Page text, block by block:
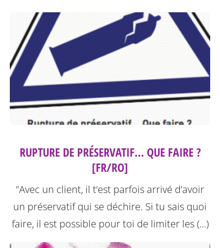
RUPTURE DE PRÉSERVATIF… QUE FAIRE ?
[FR/RO]
"Avec un client, il t’est parfois arrivé d’avoir
un préservatif qui se déchire. Si tu sais quoi
faire, il est possible pour toi de limiter les (…)